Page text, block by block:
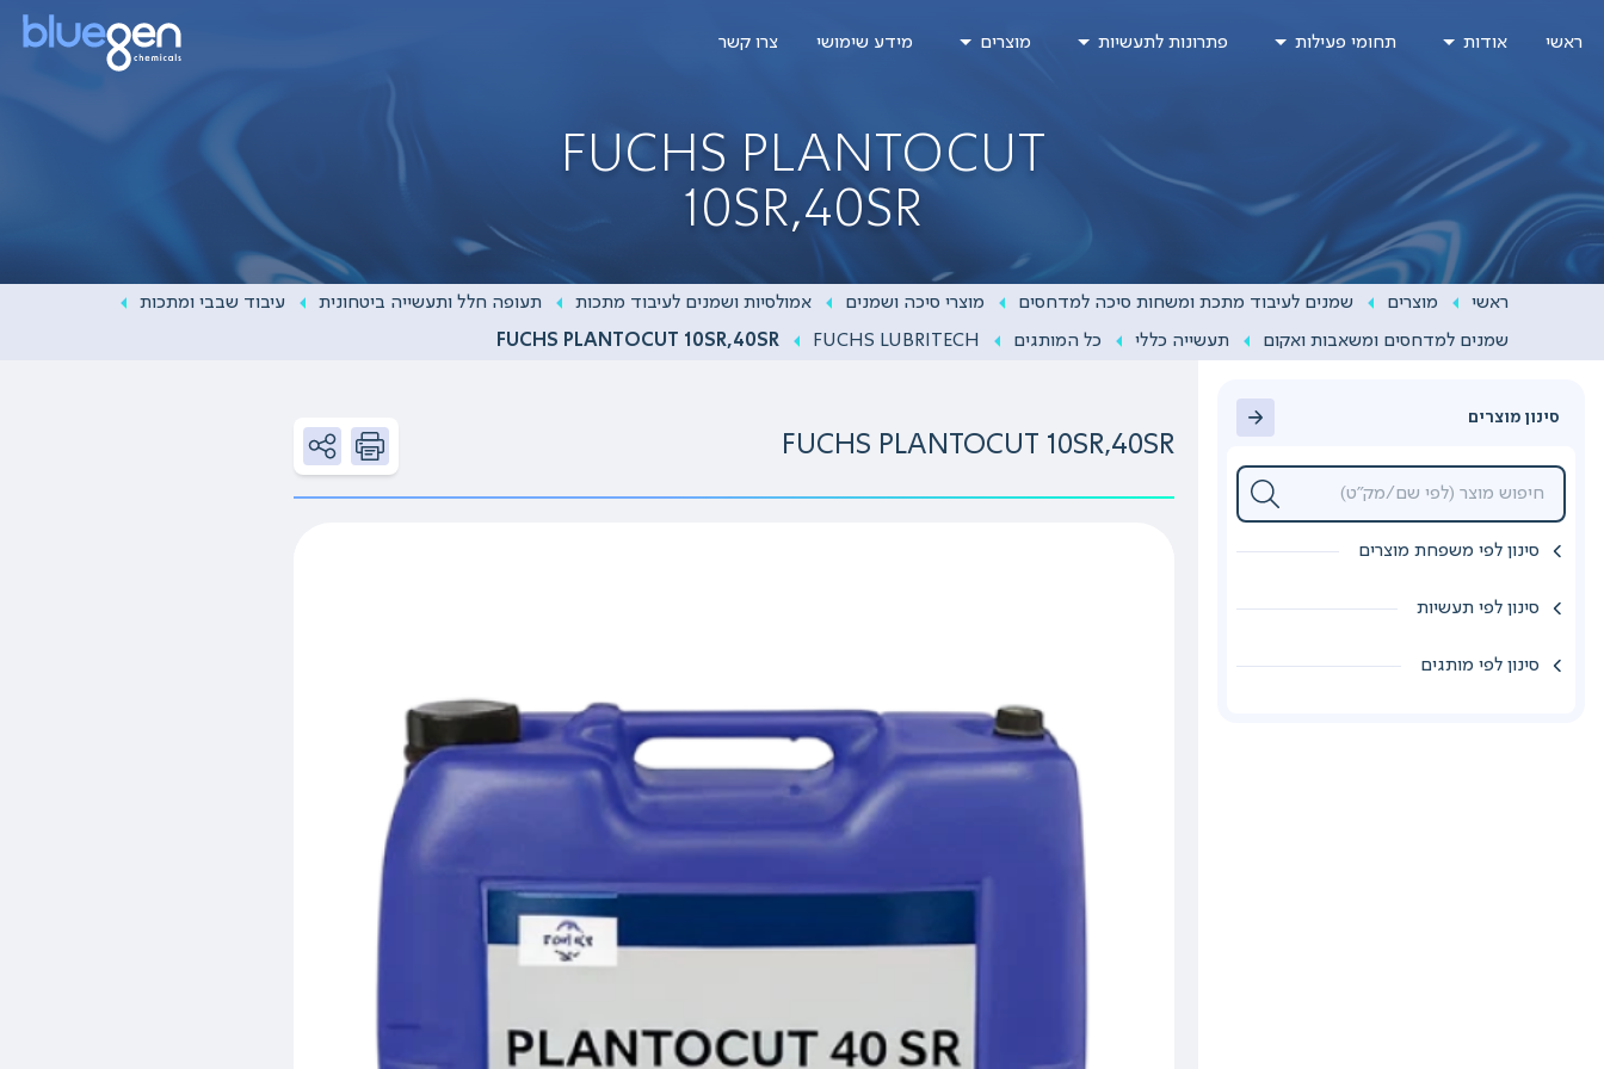
toראשי אודות תחומי פעילות פתרונות לתעשיות מוצרים מידע שימושי צרו קשר
FUCHS PLANTOCUT
10SR,40SR
ראשי מוצרים שמנים לעיבוד מתכת ומשחות סיכה למדחסים מוצרי סיכה ושמנים אמולסיות ושמנים לעיבוד מתכות תעופה חלל ותעשייה ביטחונית
עיבוד שבבי ומתכות
שמנים למדחסים ומשאבות ואקום
תעשייה כללי כל המותגים FUCHS LUBRITECH
FUCHS PLANTOCUT 10SR,40SR
סינון מוצרים
סינון לפי משפחת מוצרים
סינון לפי תעשיות
סינון לפי מותגים
FUCHS PLANTOCUT 10SR,40SR